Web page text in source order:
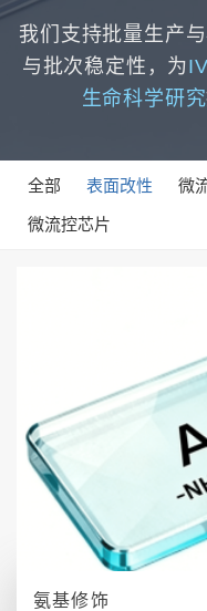
我们支持批量生产
与批次稳定性，为
生命科学研究
全部 表面改性 微
微流控芯片
氨基修饰